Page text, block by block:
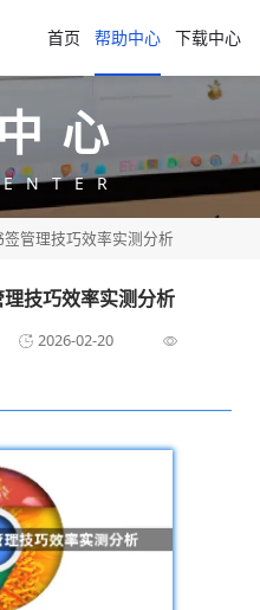
首页 帮助中心 下载中心
心
管理技巧效率实测分析
技巧效率实测分析
2026-02-20